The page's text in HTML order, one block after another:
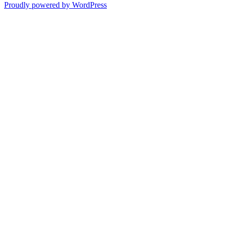
Proudly powered by WordPress